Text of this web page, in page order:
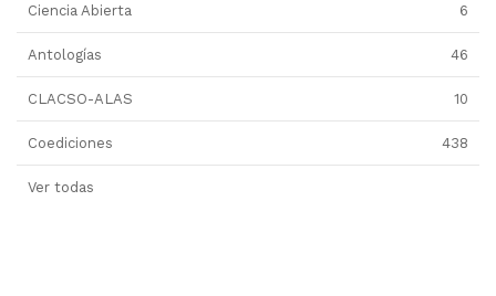
Ciencia Abierta 6
Antologías 46
CLACSO-ALAS 10
Coediciones 438
Ver todas